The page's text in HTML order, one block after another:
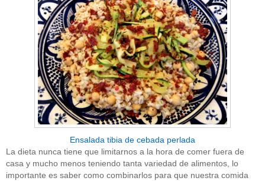
Ensalada tibia de cebada perlada
La dieta nunca tiene que limitarnos a la hora de comer fuera de
casa y mucho menos teniendo tanta variedad de alimentos, lo
importante es saber como combinarlos para que nuestra comida